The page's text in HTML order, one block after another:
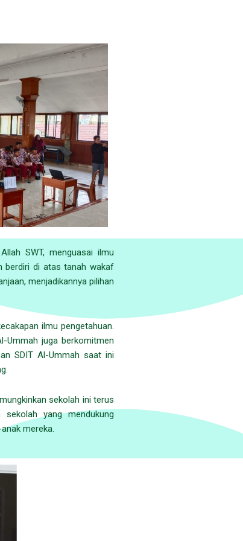
SWT, menguasai ilmu
berdiri di atas tanah wakaf
menjadikannya pilihan
ilmu pengetahuan.
Ummah juga berkomitmen
SDIT Al-Ummah saat ini
sekolah ini terus
yang mendukung
mereka.